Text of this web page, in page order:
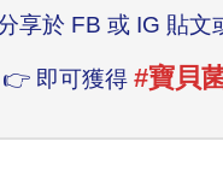
享於 FB 或 IG 貼文
👉 即可獲得 #寶貝